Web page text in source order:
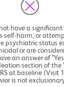
have a
self-harm, or
psychiatric status
or are
an answer of
section of the
at baseline (Visit
is not